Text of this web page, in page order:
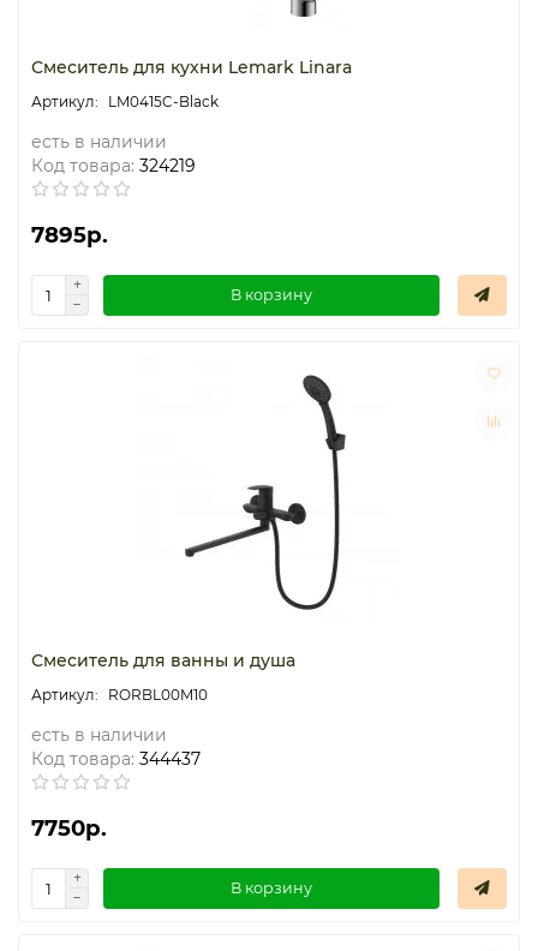
Смеситель для кухни Lemark Linara
LM0415C-Black
есть в наличии
Код товара: 324219
7895р.
В корзину
Смеситель для ванны и душа
RORBL00M10
есть в наличии
Код товара: 344437
7750р.
В корзину